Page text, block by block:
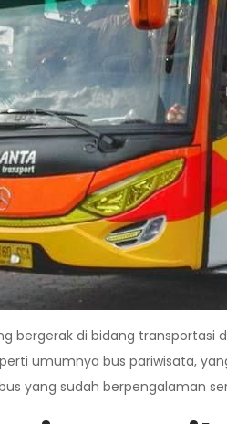
bergerak di bidang
umumnya bus pariwisata,
yang sudah berpengalaman